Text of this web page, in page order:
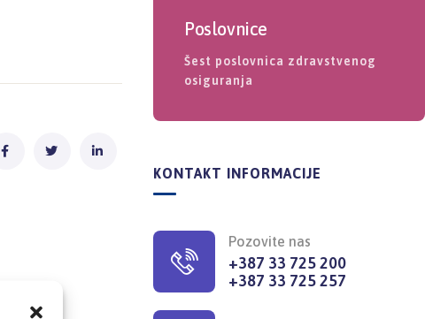
Poslovnice
Šest poslovnica zdravstvenog
osiguranja
KONTAKT INFORMACIJE
Pozovite nas
+387 33 725 200
+387 33 725 257